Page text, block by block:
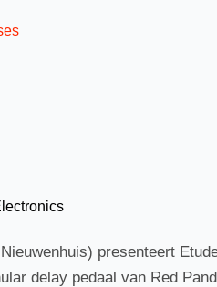
presenteert
delay pedaal van Red